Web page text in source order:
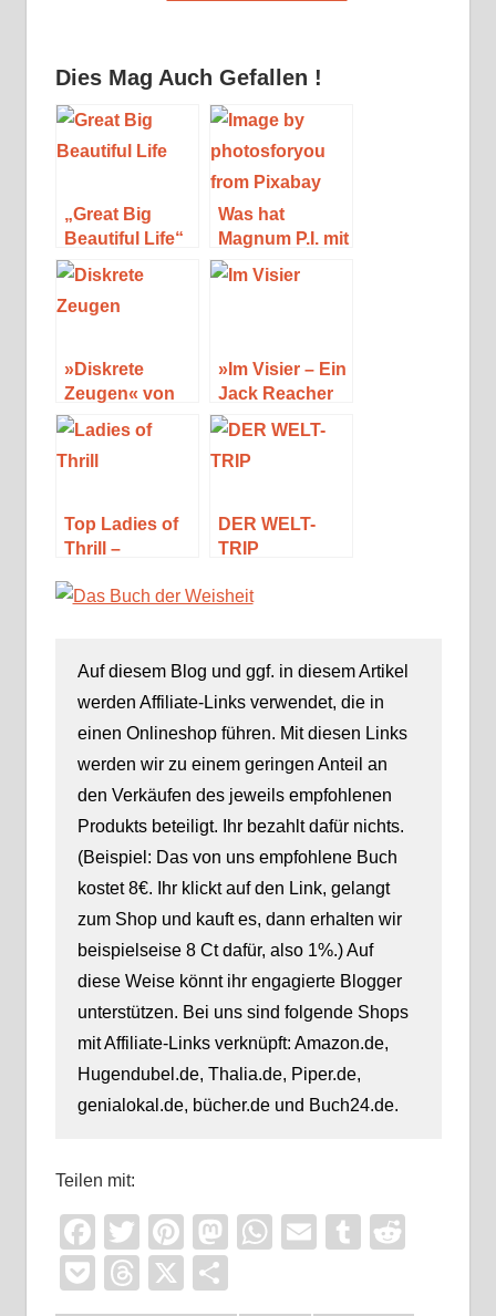
Dies Mag Auch Gefallen !
„Great Big
Beautiful Life“
von Emily
Henry
Was hat
Magnum P.I. mit
Robert B.
Parker zu tun?
»Diskrete
Zeugen« von
Dorothy L.
Sayers
»Im Visier – Ein
Jack Reacher
Roman« von
Lee Child
Top Ladies of
Thrill –
aus den USA
DER WELT-
TRIP
Auf diesem Blog und ggf. in diesem Artikel
werden Affiliate-Links verwendet, die in
einen Onlineshop führen. Mit diesen Links
werden wir zu einem geringen Anteil an
den Verkäufen des jeweils empfohlenen
Produkts beteiligt. Ihr bezahlt dafür nichts.
(Beispiel: Das von uns empfohlene Buch
kostet 8€. Ihr klickt auf den Link, gelangt
zum Shop und kauft es, dann erhalten wir
beispielseise 8 Ct dafür, also 1%.) Auf
diese Weise könnt ihr engagierte Blogger
unterstützen. Bei uns sind folgende Shops
mit Affiliate-Links verknüpft: Amazon.de,
Hugendubel.de, Thalia.de, Piper.de,
genialokal.de, bücher.de und Buch24.de.
Teilen mit:
Facebook
TwitterPinterest
Mastodon
WhatsApp
EmailTumblr
PocketThreads
X